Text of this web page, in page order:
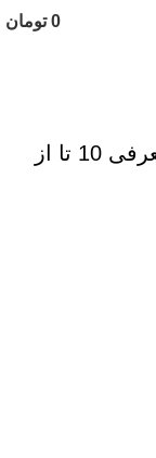
0 تومان
راهنمای انتخاب تابلو دیواری + معرفی 10 تا از